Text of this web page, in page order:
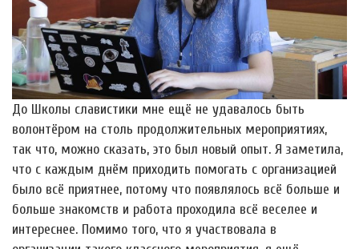
До Школы славистики мне ещё не удавалось быть
волонтёром на столь продолжительных мероприятиях,
так что, можно сказать, это был новый опыт. Я заметила,
что с каждым днём приходить помогать с организацией
было всё приятнее, потому что появлялось всё больше и
больше знакомств и работа проходила всё веселее и
интереснее. Помимо того, что я участвовала в